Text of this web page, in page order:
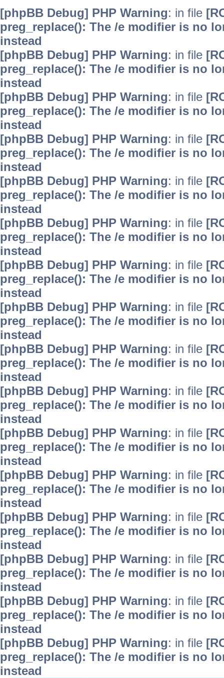
[phpBB Debug] PHP Warning: in file
preg_replace(): The /e modifier is no
instead
[phpBB Debug] PHP Warning: in file
preg_replace(): The /e modifier is no
instead
[phpBB Debug] PHP Warning: in file
preg_replace(): The /e modifier is no
instead
[phpBB Debug] PHP Warning: in file
preg_replace(): The /e modifier is no
instead
[phpBB Debug] PHP Warning: in file
preg_replace(): The /e modifier is no
instead
[phpBB Debug] PHP Warning: in file
preg_replace(): The /e modifier is no
instead
[phpBB Debug] PHP Warning: in file
preg_replace(): The /e modifier is no
instead
[phpBB Debug] PHP Warning: in file
preg_replace(): The /e modifier is no
instead
[phpBB Debug] PHP Warning: in file
preg_replace(): The /e modifier is no
instead
[phpBB Debug] PHP Warning: in file
preg_replace(): The /e modifier is no
instead
[phpBB Debug] PHP Warning: in file
preg_replace(): The /e modifier is no
instead
[phpBB Debug] PHP Warning: in file
preg_replace(): The /e modifier is no
instead
[phpBB Debug] PHP Warning: in file
preg_replace(): The /e modifier is no
instead
[phpBB Debug] PHP Warning: in file
preg_replace(): The /e modifier is no
instead
[phpBB Debug] PHP Warning: in file
preg_replace(): The /e modifier is no
instead
[phpBB Debug] PHP Warning: in file
preg_replace(): The /e modifier is no
instead